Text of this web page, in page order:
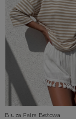
Bluza Faira Beżowa